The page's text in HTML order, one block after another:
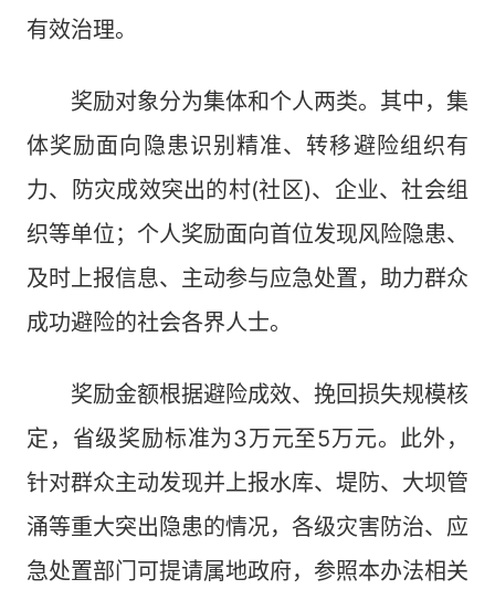
有效治理。
奖励对象分为集体和个人两类。其中，集
体奖励面向隐患识别精准、转移避险组织有
力、防灾成效突出的村(社区)、企业、社会组
织等单位；个人奖励面向首位发现风险隐患、
及时上报信息、主动参与应急处置，助力群众
成功避险的社会各界人士。
奖励金额根据避险成效、挽回损失规模核
定，省级奖励标准为3万元至5万元。此外，
针对群众主动发现并上报水库、堤防、大坝管
涌等重大突出隐患的情况，各级灾害防治、应
急处置部门可提请属地政府，参照本办法相关